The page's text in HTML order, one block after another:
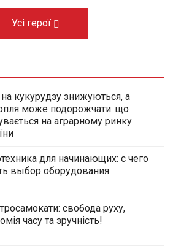
Усі герої
на кукурудзу знижуються, а
може подорожчати: що
на аграрному ринку
для начинающих: с чего
выбор оборудования
свобода руху,
часу та зручність!